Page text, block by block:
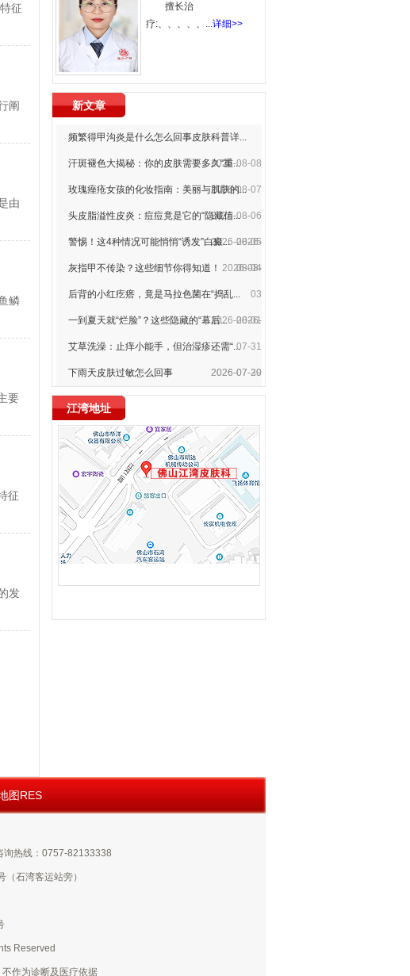
征
阐
由
鳞
要
征
发
擅长治
疗:、、、、、...详细>>
新文章
频繁得甲沟炎是什么怎么回事皮肤科普详...
2026-08-08
汗斑褪色大揭秘：你的皮肤需要多久“重...
2026-08-07
玫瑰痤疮女孩的化妆指南：美丽与肌肤的...
2026-08-06
头皮脂溢性皮炎：痘痘竟是它的“隐藏信...
2026-08-05
警惕！这4种情况可能悄悄“诱发”白癜... 2026-
08-04
灰指甲不传染？这些细节你得知道！ 2026-08-
03
后背的小红疙瘩，竟是马拉色菌在“捣乱...
2026-08-01
一到夏天就“烂脸”？这些隐藏的“幕后... 2026-
07-31
艾草洗澡：止痒小能手，但治湿疹还需“...
2026-07-30
下雨天皮肤过敏怎么回事 2026-07-29
江湾地址
图RES
询热线：0757-82133338
石湾客运站旁）
Reserved
作为诊断及医疗依据